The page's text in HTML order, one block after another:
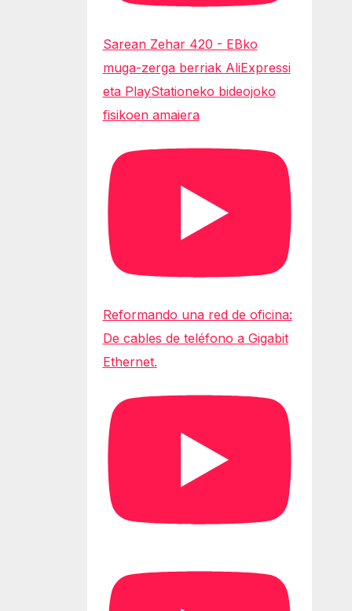
Sarean Zehar 420 - EBko
muga-zerga berriak AliExpressi
eta PlayStationeko bideojoko
fisikoen amaiera
Reformando una red de oficina:
De cables de teléfono a Gigabit
Ethernet.